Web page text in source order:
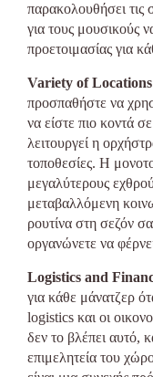
παρακολουθήσει τις
για τους μουσικούς
προετοιμασίας για
Variety of
προσπαθήστε να
να είστε πιο κοντά
λειτουργεί η
τοποθεσίες. Η
μεγαλύτερους
μεταβαλλόμενη
ρουτίνα στη σεζόν
οργανώνετε να
Logistics and
για κάθε μάνατζερ
logistics και οι
δεν το βλέπει αυτό,
επιμελητεία του